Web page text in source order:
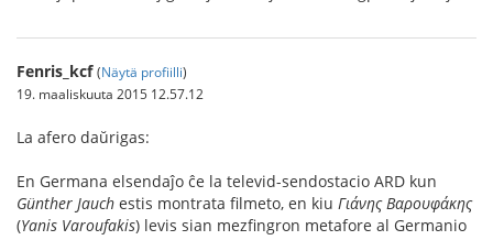
Fenris_kcf (Näytä profiilli)
19. maaliskuuta 2015 12.57.12
La afero daŭrigas:
En Germana elsendaĵo ĉe la televid-sendostacio ARD kun
Günther Jauch estis montrata filmeto, en kiu Γιάνης Βαρουφάκης
(Yanis Varoufakis) levis sian mezfingron metafore al Germanio